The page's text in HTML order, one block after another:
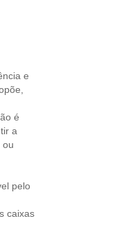
e
é
a
ou
pelo
caixas